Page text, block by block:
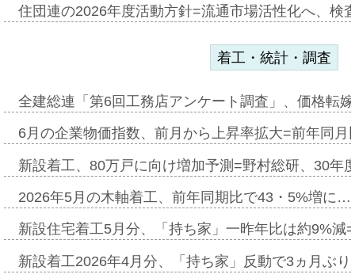
住団連の2026年度活動方針=流通市場活性化へ、検
着工・統計・調査
全建総連「第6回工務店アンケート調査」、価格転
6月の企業物価指数、前月から上昇率拡大=前年同
新設着工、80万戸に向け増加予測=野村総研、30年
2026年5月の木軸着工、前年同期比で43・5%増に…
新設住宅着工5月分、「持ち家」一昨年比は約9%
新設着工2026年4月分、「持ち家」反動で3ヵ月ぶ